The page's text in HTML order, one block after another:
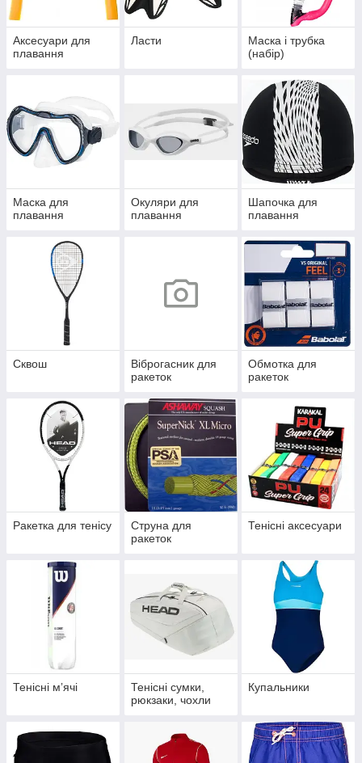
Аксесуари для
плавання
Ласти
Маска і трубка
(набір)
Маска для
плавання
Окуляри для
плавання
Шапочка для
плавання
Сквош
Віброгасник для
ракеток
Обмотка для
ракеток
Ракетка для тенісу
Струна для
ракеток
Тенісні аксесуари
Тенісні мʼячі
Тенісні сумки,
рюкзаки, чохли
Купальники